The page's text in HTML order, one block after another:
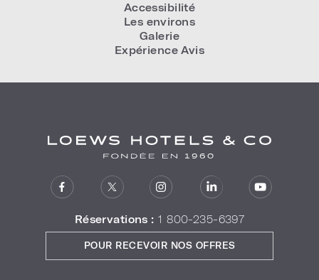
Accessibilité
Les environs
Galerie
Expérience Avis
Réservations : 1 800-235-6397
POUR RECEVOIR NOS OFFRES